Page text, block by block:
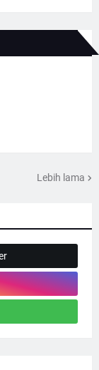
Lebih lama